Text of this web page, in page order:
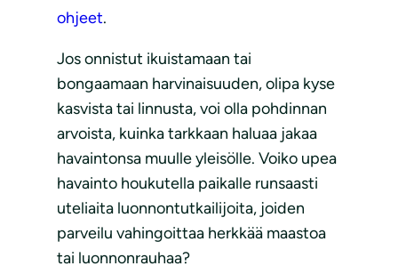
ohjeet.
Jos onnistut ikuistamaan tai
bongaamaan harvinaisuuden, olipa kyse
kasvista tai linnusta, voi olla pohdinnan
arvoista, kuinka tarkkaan haluaa jakaa
havaintonsa muulle yleisölle. Voiko upea
havainto houkutella paikalle runsaasti
uteliaita luonnontutkailijoita, joiden
parveilu vahingoittaa herkkää maastoa
tai luonnonrauhaa?